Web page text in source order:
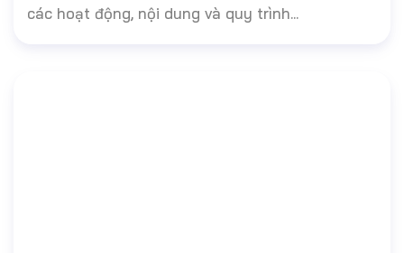
các hoạt động, nội dung và quy trình...